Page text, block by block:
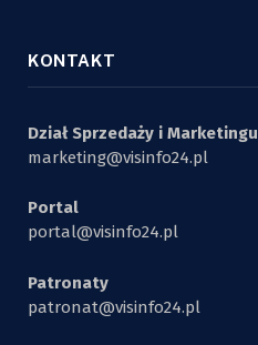
KONTAKT
Dział Sprzedaży i Marketingu
marketing@visinfo24.pl
Portal
portal@visinfo24.pl
Patronaty
patronat@visinfo24.pl